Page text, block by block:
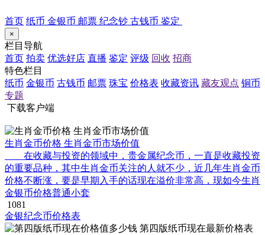
首页 纸币 金银币 邮票 纪念钞 古钱币 鉴定
×
栏目导航
首页 拍卖 优选好店 直播 鉴定 评级 回收 招商
特色栏目
纸币 金银币 古钱币 邮票 珠宝 价格表 收藏资讯 藏友观点 铜币
专题
下载客户端
生肖金币价格 生肖金币市场价值
在收藏与投资的领域中，贵金属纪念币，一直是收藏投资
的重要品种，其中生肖金币关注的人就不少，近几年生肖金币
价格不断涨，要是早期入手的话现在溢价非常高，现如今生肖
金银币价格普通小套
1081
金银纪念币价格表